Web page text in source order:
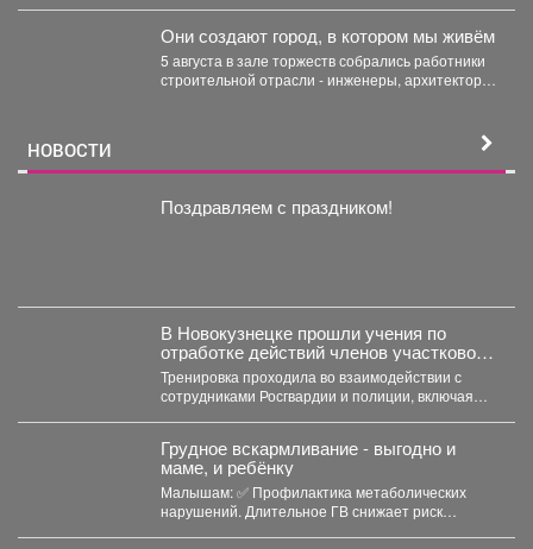
Они создают город, в котором мы живём
5 августа в зале торжеств собрались работники
строительной отрасли - инженеры, архитекторы,
НОВОСТИ
Поздравляем с праздником!
В Новокузнецке прошли учения по
отработке действий членов участковой
избирательной комиссии в нештатных
ситуациях на предстоящих выборах.
Тренировка проходила во взаимодействии с
сотрудниками Росгвардии и полиции, включая
Грудное вскармливание - выгодно и
маме, и ребёнку
Малышам: ✅ Профилактика метаболических
нарушений. Длительное ГВ снижает риск